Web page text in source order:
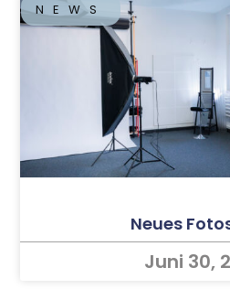
NEWS
Neues
Juni 30,